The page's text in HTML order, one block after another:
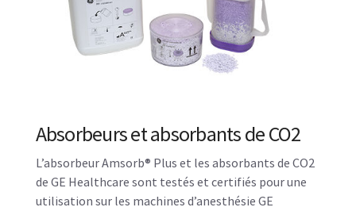
Absorbeurs et absorbants de CO2
L’absorbeur Amsorb® Plus et les absorbants de CO2
de GE Healthcare sont testés et certifiés pour une
utilisation sur les machines d’anesthésie GE